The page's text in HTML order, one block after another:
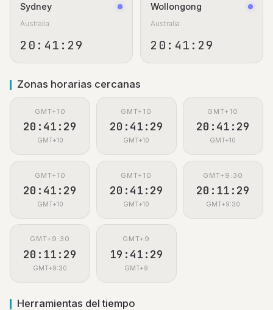
Sydney
Australia
20:41:30
Wollongong
Australia
20:41:30
Zonas horarias cercanas
GMT+10
20:41:30
GMT+10
GMT+10
20:41:30
GMT+10
GMT+10
20:41:30
GMT+10
GMT+10
20:41:30
GMT+10
GMT+10
20:41:30
GMT+10
GMT+9:30
20:11:30
GMT+9:30
GMT+9:30
20:11:30
GMT+9:30
GMT+9
19:41:30
GMT+9
Herramientas del tiempo